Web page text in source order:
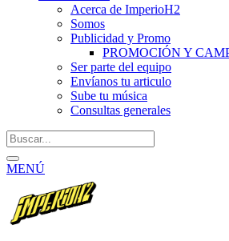
Acerca de ImperioH2
Somos
Publicidad y Promo
PROMOCIÓN Y
Ser parte del equipo
Envíanos tu articulo
Sube tu música
Consultas generales
MENÚ